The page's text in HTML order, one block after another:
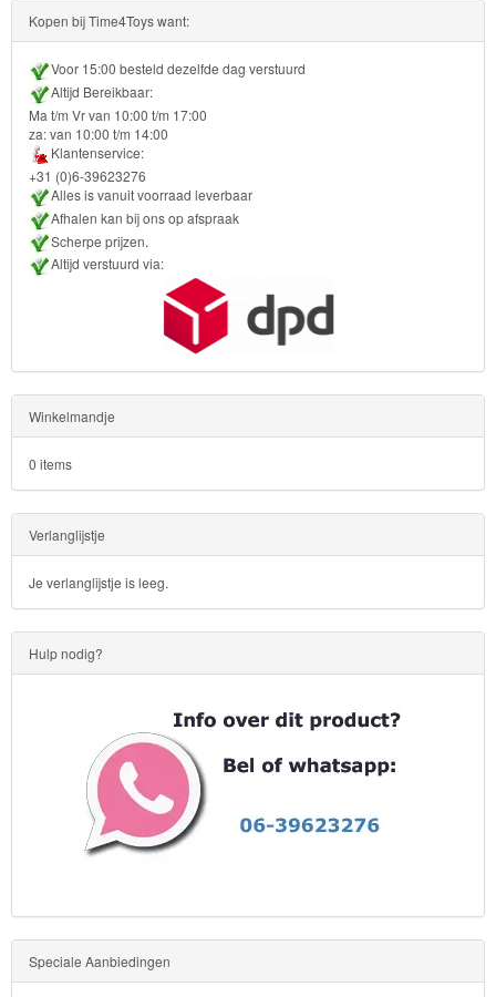
Kinderkamer
OP=OP!
Kopen bij Time4Toys want:
Voor 15:00 besteld dezelfde dag verstuurd
Altijd Bereikbaar:
Ma t/m Vr van 10:00 t/m 17:00
za: van 10:00 t/m 14:00
Klantenservice:
+31 (0)6-39623276
Alles is vanuit voorraad leverbaar
Afhalen kan bij ons op afspraak
Scherpe prijzen.
Altijd verstuurd via:
Winkelmandje
0 items
Verlanglijstje
Je verlanglijstje is leeg.
Hulp nodig?
Speciale Aanbiedingen